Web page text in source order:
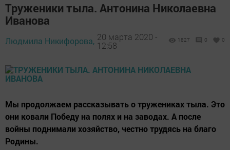
Труженики тыла. Антонина Николаевна
Иванова
Людмила Никифорова, 20 марта 2020 -
12:58
1827 0 0
Мы продолжаем рассказывать о тружениках тыла. Это
они ковали Победу на полях и на заводах. А после
войны поднимали хозяйство, честно трудясь на благо
Родины.